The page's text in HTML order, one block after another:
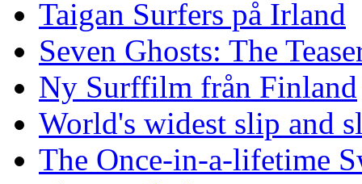
Taigan Surfers på Irland
Seven Ghosts: The
Ny Surffilm från Finland
World's widest slip and
The Once-in-a-lifetime